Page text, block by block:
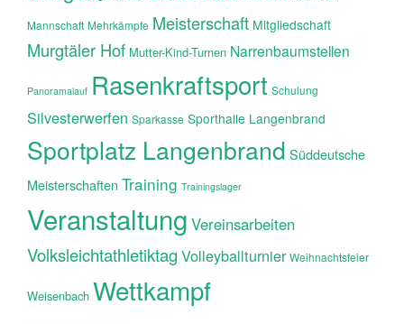
Mannschaft Mehrkämpfe Meisterschaft Mitgliedschaft
Murgtäler Hof Mutter-Kind-Turnen Narrenbaumstellen
Panoramalauf Rasenkraftsport Schulung
Silvesterwerfen Sparkasse Sporthalle Langenbrand
Sportplatz Langenbrand Süddeutsche
Meisterschaften Training Trainingslager
Veranstaltung Vereinsarbeiten
Volksleichtathletiktag Volleyballturnier Weihnachtsfeier
Weisenbach Wettkampf